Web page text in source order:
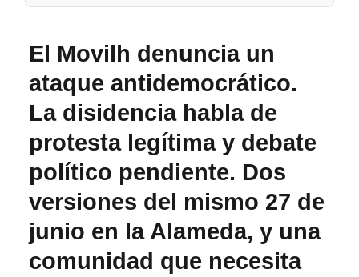
El Movilh denuncia un
ataque antidemocrático.
La disidencia habla de
protesta legítima y debate
político pendiente. Dos
versiones del mismo 27 de
junio en la Alameda, y una
comunidad que necesita